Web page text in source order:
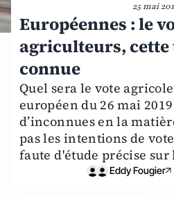
25 mai
Européennes : le
agriculteurs,
connue
Quel sera le vote
européen du 26 mai
d’inconnues en la
pas les intentions de
faute d'étude précise sur
Eddy Fougier